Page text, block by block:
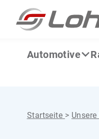
Automotive
Startseite >